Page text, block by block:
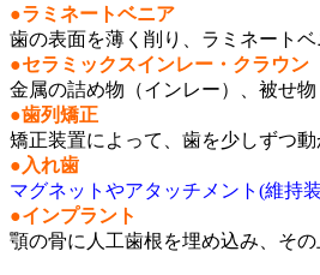
●ラミネートベニア
歯の表面を薄く削り、ラミネート
●セラミックスインレー・クラウン
金属の詰め物（インレー）、被せ
●歯列矯正
矯正装置によって、歯を少しずつ動
●入れ歯
マグネットやアタッチメント(維持
●インプラント
顎の骨に人工歯根を埋め込み、その